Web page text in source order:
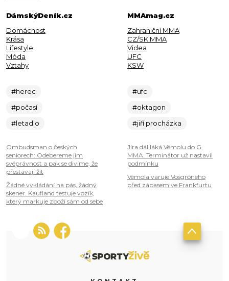
DámskýDeník.cz
Domácnost
Krása
Lifestyle
Móda
Vztahy
#herec
#počasí
#letadlo
Ombudsman o českých
seniorech: Odebereme jim
svéprávnost a pak se divíme, že
přestávají žít
Žádné vykládání na pás, žádný
skener. Kaufland testuje vozík,
který markuje zboží sám od sebe
MMAmag.cz
Zahraniční MMA
CZ/SK MMA
Videa
UFC
KSW
#ufc
#oktagon
#jiří procházka
Jíra dál láká Vémolu do G
MMA. Terminátor už nastavil
podmínku
Vémola varuje Vosgröneho
před zápasem ve Frankfurtu